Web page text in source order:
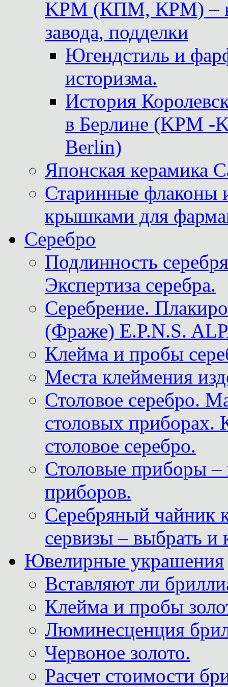
KPM (КПМ, КРМ) –
завода, подделки
Югендстиль и
историзма.
История
в Берлине (KPM -
Berlin)
Японская керамика
Старинные флаконы
крышками для
Серебро
Подлинность
Экспертиза серебра.
Серебрение.
(Фраже) E.P.N.S.
Клейма и пробы
Места клеймения
Столовое серебро.
столовых приборах.
столовое серебро.
Столовые приборы –
приборов.
Серебряный чайник
сервизы – выбрать и
Ювелирные украшения
Вставляют ли
Клейма и пробы
Люминесценция
Червоное золото.
Расчет стоимости